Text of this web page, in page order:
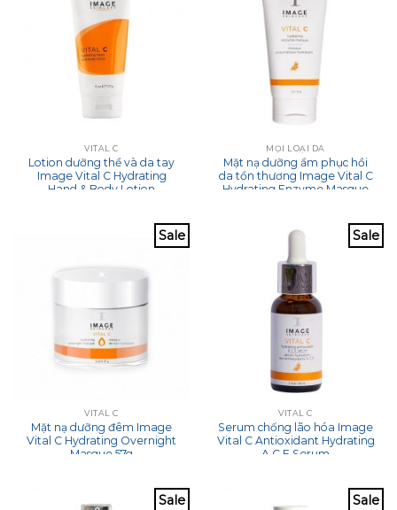
VITAL C
Lotion dưỡng thể và da tay
Image Vital C Hydrating
Hand & Body Lotion
MỌI LOẠI DA
Mặt nạ dưỡng ẩm phục hồi
da tổn thương Image Vital C
Hydrating Enzyme Masque
Sale
VITAL C
Mặt nạ dưỡng đêm Image
Vital C Hydrating Overnight
Masque 57g
Sale
VITAL C
Serum chống lão hóa Image
Vital C Antioxidant Hydrating
A C E Serum
Sale Sale